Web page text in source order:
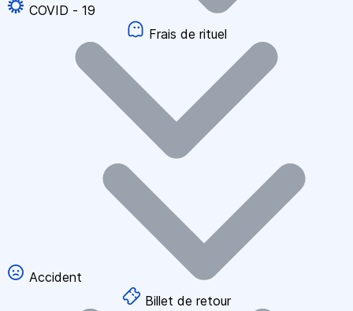
COVID - 19
Frais de rituel
Accident
Billet de retour